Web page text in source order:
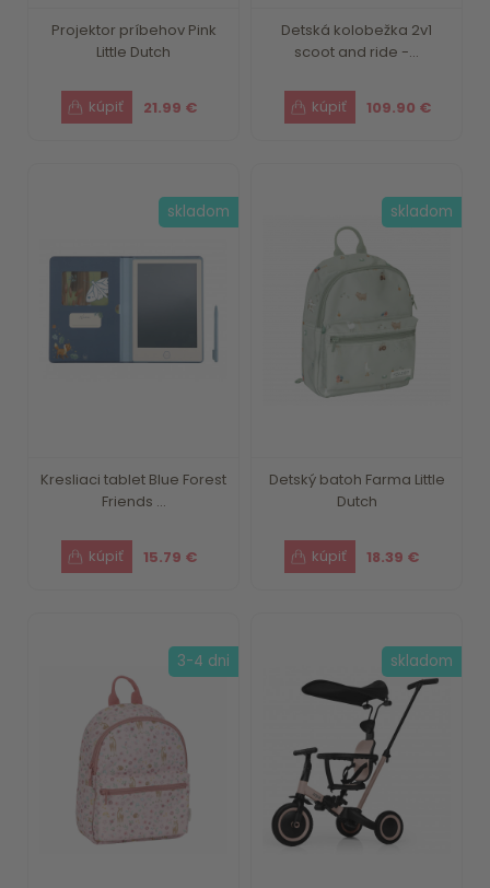
Projektor príbehov Pink
Little Dutch
21.99 €
Detská kolobežka 2v1
scoot and ride -...
109.90 €
Kresliaci tablet Blue Forest
Friends ...
15.79 €
skladom
Detský batoh Farma Little
Dutch
18.39 €
skladom
3-4 dni skladom